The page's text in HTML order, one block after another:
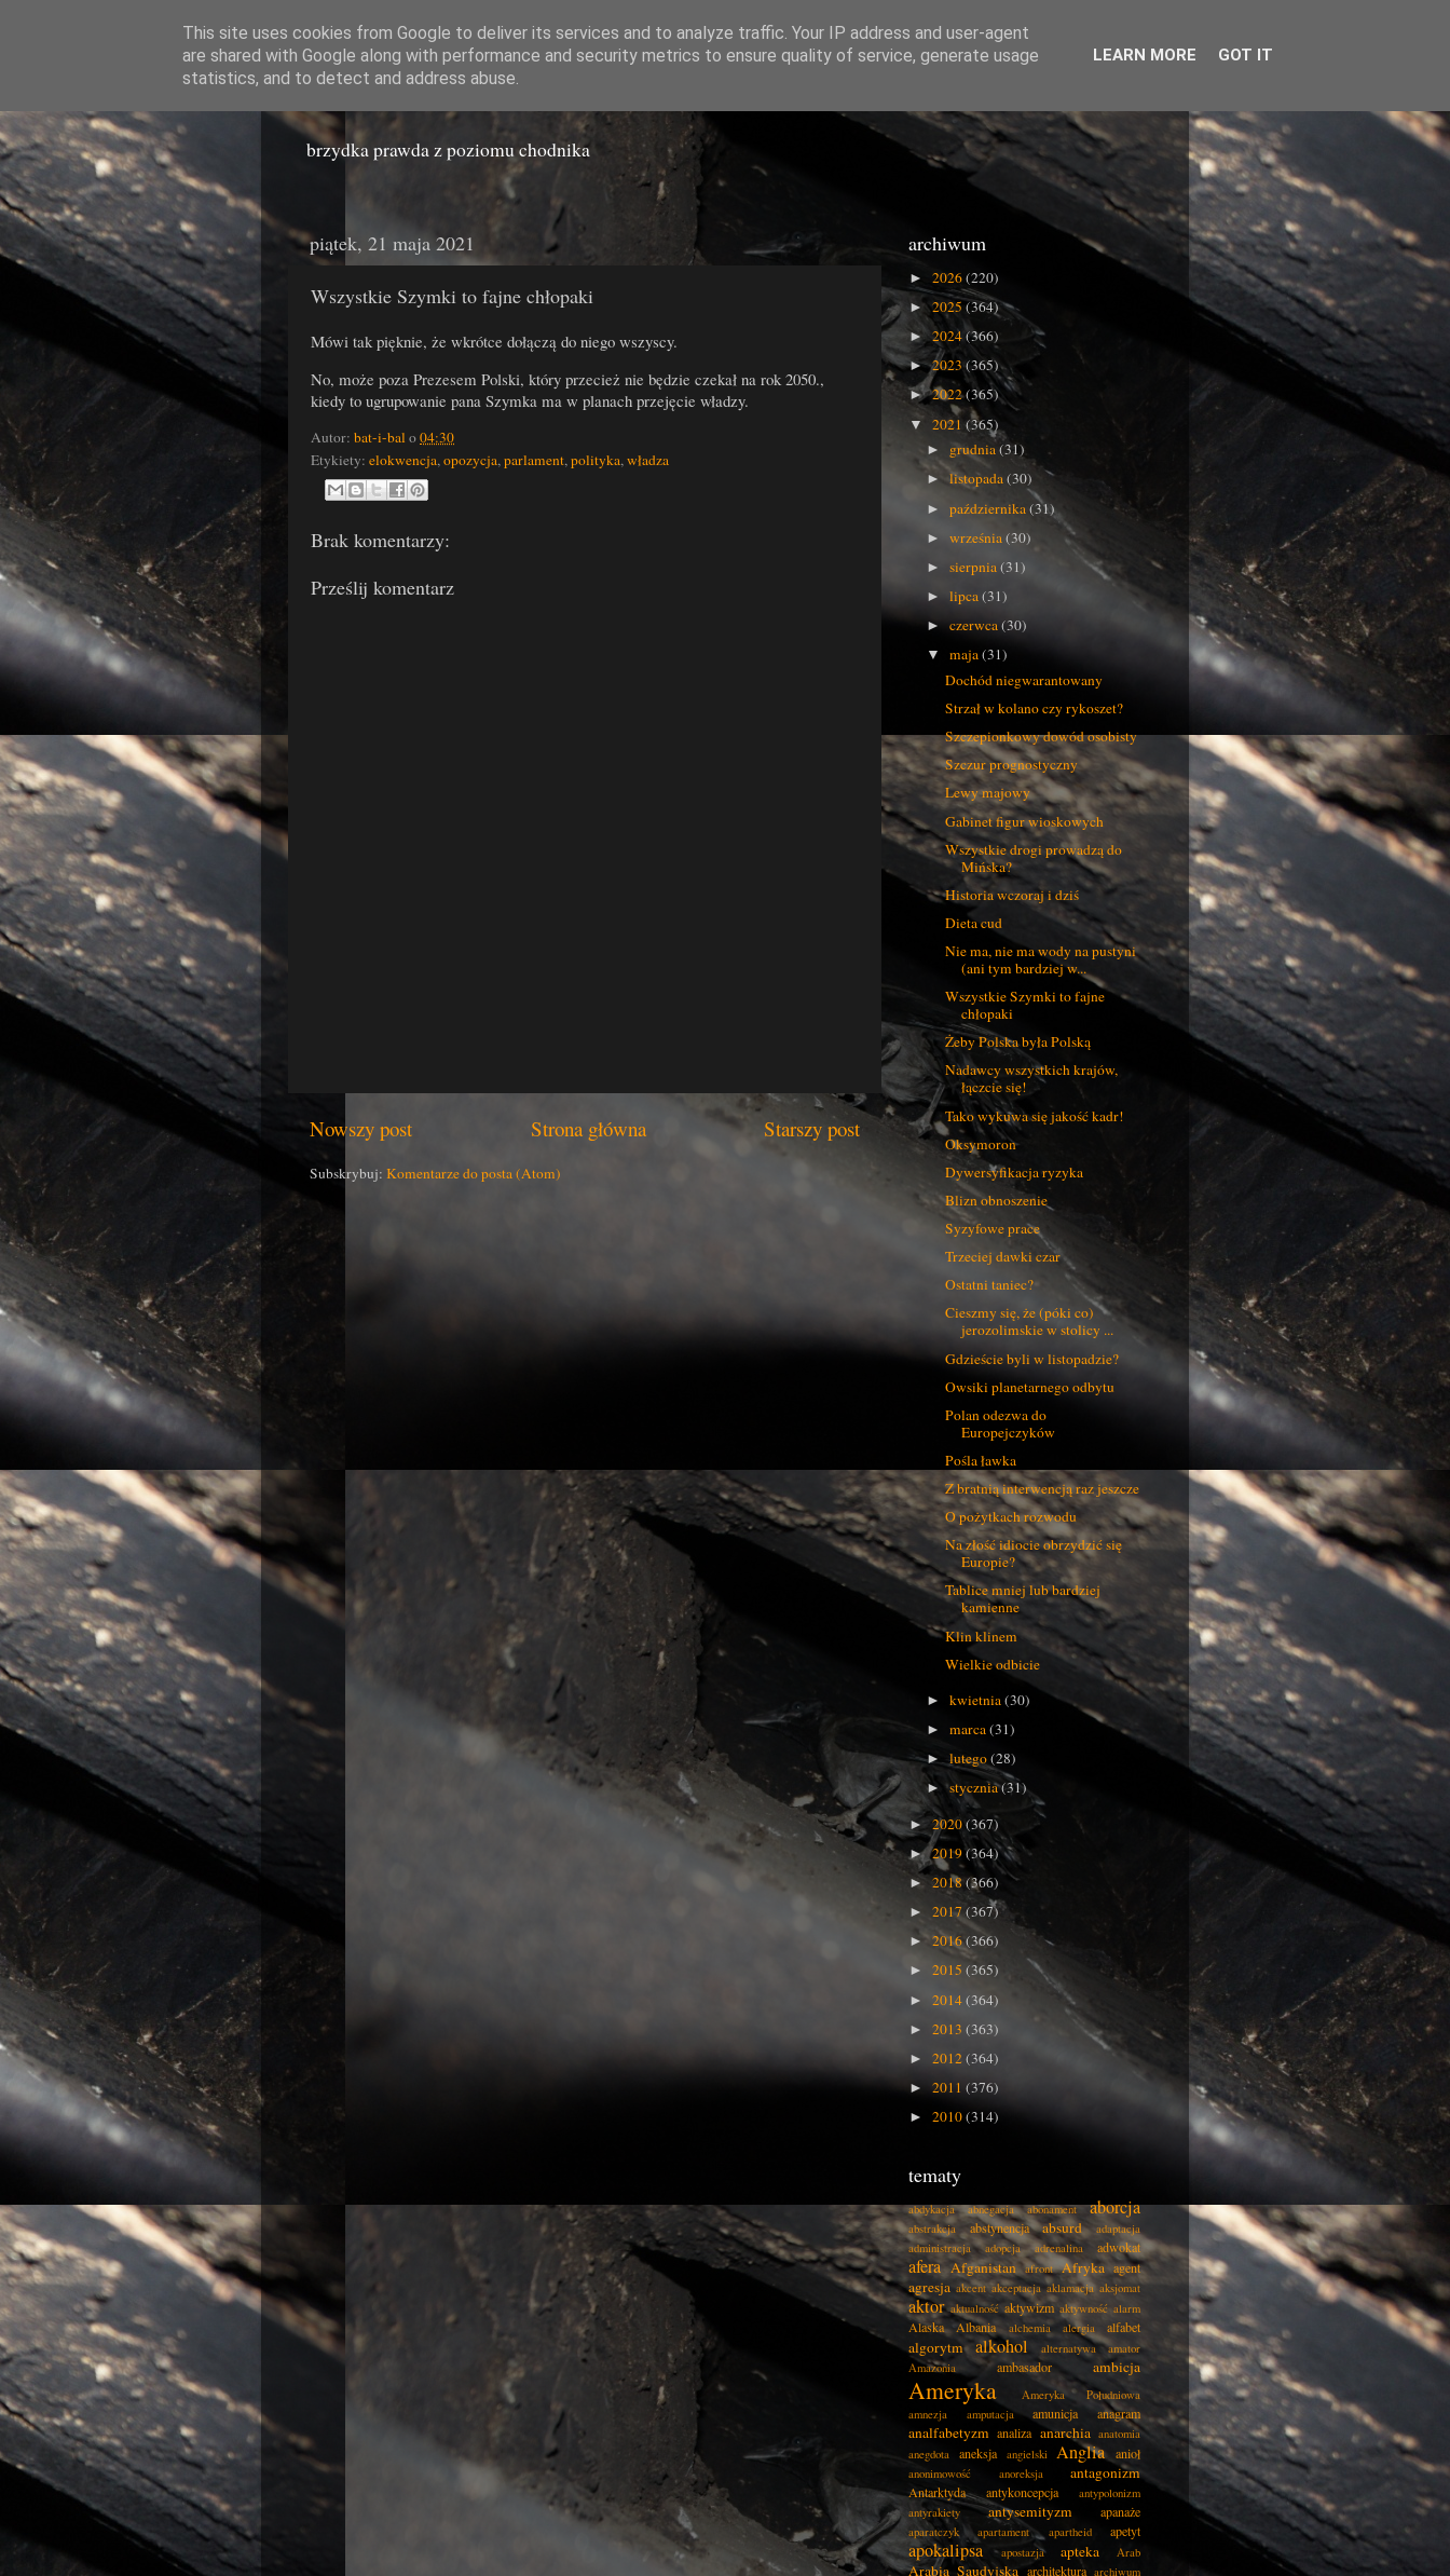
Miasto Gówna
brzydka prawda z poziomu chodnika
piątek, 21 maja 2021
Wszystkie Szymki to fajne chłopaki
Mówi tak pięknie, że wkrótce dołączą do niego wszyscy.
No, może poza Prezesem Polski, który przecież nie będzie czekał na rok 2050.,
kiedy to ugrupowanie pana Szymka ma w planach przejęcie władzy.
Autor: bat-i-balo04:30
Etykiety: elokwencja,opozycja,parlament,polityka,władza
Brak komentarzy:
Prześlij komentarz
Nowszy post Starszy post
Strona główna
Subskrybuj: Komentarze do posta (Atom)
archiwum
► 2026(220)
►2025(364)
► 2024(366)
►2023(365)
►2022(365)
▼ 2021(365)
► grudnia(31)
►listopada(30)
►października(31)
►września(30)
►sierpnia(31)
►lipca(31)
►czerwca(30)
▼maja(31)
Dochód niegwarantowany
Strzał w kolano czy rykoszet?
Szczepionkowy dowód osobisty
Szczur prognostyczny
Lewy majowy
Gabinet figur wioskowych
Wszystkie drogi prowadzą do
Mińska?
Historia wczoraj i dziś
Dieta cud
Nie ma, nie ma wody na pustyni
(ani tym bardziej w...
Wszystkie Szymki to fajne
chłopaki
Żeby Polska była Polską
Nadawcy wszystkich krajów,
łączcie się!
Tako wykuwa się jakość kadr!
Oksymoron
Dywersyfikacja ryzyka
Blizn obnoszenie
Syzyfowe prace
Trzeciej dawki czar
Ostatni taniec?
Cieszmy się, że (póki co)
jerozolimskie w stolicy ...
Gdzieście byli w listopadzie?
Owsiki planetarnego odbytu
Polan odezwa do
Europejczyków
Pośla ławka
Z bratnią interwencją raz jeszcze
O pożytkach rozwodu
Na złość idiocie obrzydzić się
Europie?
Tablice mniej lub bardziej
kamienne
Klin klinem
Wielkie odbicie
►kwietnia(30)
►marca(31)
►lutego(28)
►stycznia(31)
► 2020(367)
►2019(364)
► 2018(366)
► 2017 (367)
► 2016(366)
► 2015 (365)
► 2014(364)
► 2013 (363)
► 2012(364)
► 2011 (376)
► 2010(314)
tematy
abdykacja abnegacja abonament aborcja
abstrakcja abstynencja absurd
adaptacja
administracja
adopcja adrenalina adwokat
afera Afganistan afront Afryka agent
agresja akcent akceptacja aklamacja aksjomat
aktor aktualność aktywizm aktywność alarm
Alaska Albania alchemia alergia alfabet
algorytm alkohol alternatywa
amator
Amazonia
ambasador ambicja
Ameryka
Ameryka Południowa
amnezja
amputacja amunicja anagram
analfabetyzm analiza anarchia anatomia
anegdota
aneksja angielski Anglia anioł
anonimowość anoreksja antagonizm
Antarktyda antykoncepcja
antypolonizm
antyrakiety
antysemityzm apanaże
aparatczyk apartament apartheid apetyt
apokalipsa apostazja apteka Arab
Arabia Saudyjska architektura archiwum
This site uses cookies from Google to deliver its services and to analyze traffic. Your IP address and user-agent
are shared with Google along with performance and security metrics to ensure quality of service, generate usage
statistics, and to detect and address abuse.
LEARN MORE GOT IT